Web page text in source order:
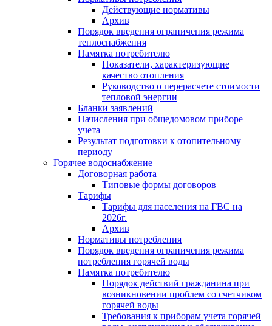
Действующие нормативы
Архив
Порядок введения ограничения режима
теплоснабжения
Памятка потребителю
Показатели, характеризующие
качество отопления
Руководство о перерасчете стоимости
тепловой энергии
Бланки заявлений
Начисления при общедомовом приборе
учета
Результат подготовки к отопительному
периоду
Горячее водоснабжение
Договорная работа
Типовые формы договоров
Тарифы
Тарифы для населения на ГВС на
2026г.
Архив
Нормативы потребления
Порядок введения ограничения режима
потребления горячей воды
Памятка потребителю
Порядок действий гражданина при
возникновении проблем со счетчиком
горячей воды
Требования к приборам учета горячей